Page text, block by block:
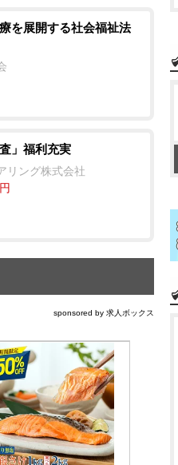
を展開する社会福祉法
査」福利充実
リング株式会社
sponsored by 求人ボックス